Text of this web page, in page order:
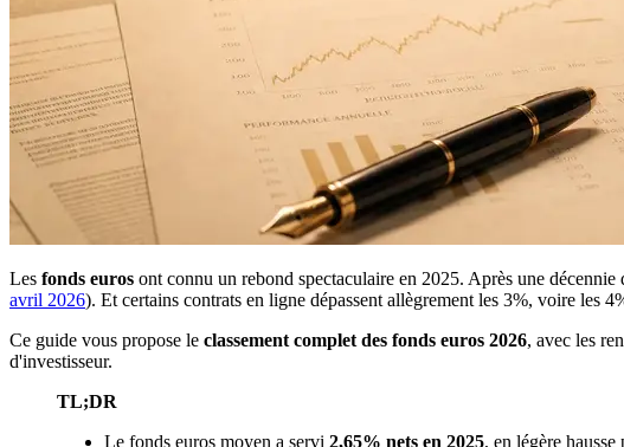
Les fonds euros ont connu un rebond spectaculaire en 2025. Après une
avril 2026). Et certains contrats en ligne dépassent allègrement les 3%, voire les
Ce guide vous propose le classement complet des fonds euros 2026, avec les
d'investisseur.
TL;DR
Le fonds euros moyen a servi 2,65% nets en 2025, en légère